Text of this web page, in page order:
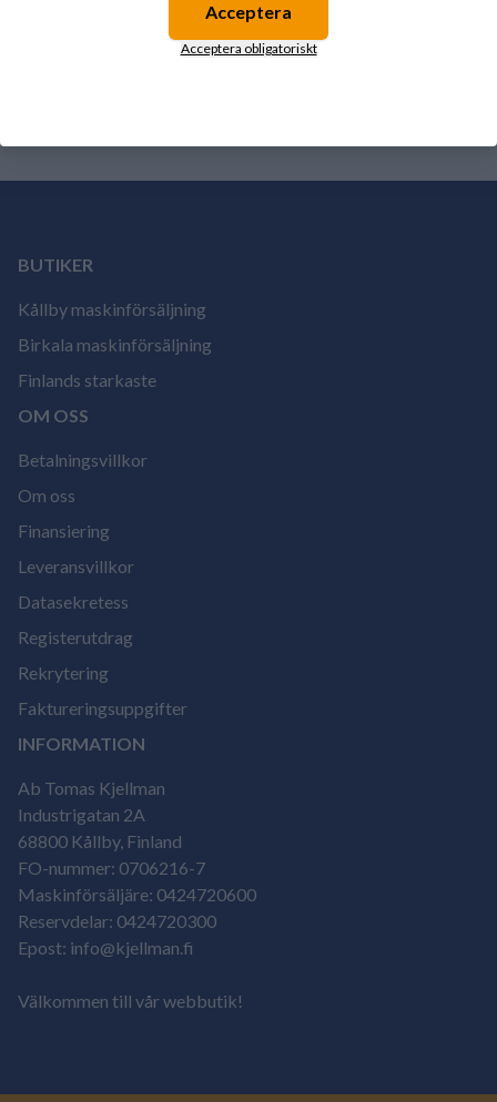
Det finns inga recensioner för den här produkten
BUTIKER
Kållby maskinförsäljning
Birkala maskinförsäljning
Finlands starkaste
OM OSS
Betalningsvillkor
Om oss
Finansiering
Leveransvillkor
Datasekretess
Registerutdrag
Rekrytering
Faktureringsuppgifter
INFORMATION
Ab Tomas Kjellman
Industrigatan 2A
68800 Kållby, Finland
FO-nummer: 0706216-7
Maskinförsäljäre: 0424720600
Reservdelar: 0424720300
Epost: info@kjellman.fi
Välkommen till vår webbutik!
Acceptera
Acceptera obligatoriskt